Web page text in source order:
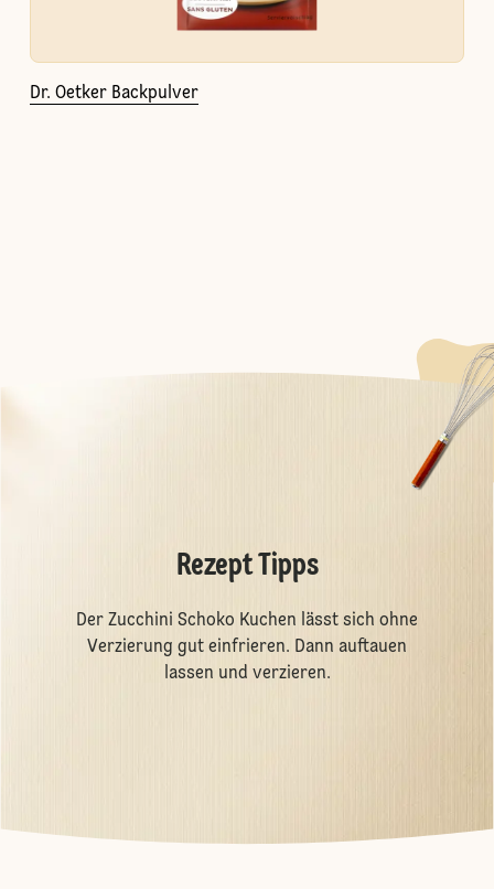
Dr. Oetker Backpulver
Rezept Tipps
Der Zucchini Schoko Kuchen lässt sich ohne
Verzierung gut einfrieren. Dann auftauen
lassen und verzieren.